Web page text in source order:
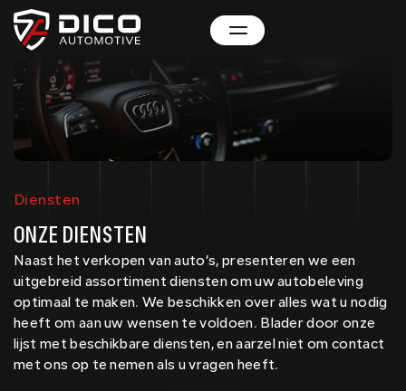
Diensten
ONZE DIENSTEN
Naast het verkopen van auto’s, presenteren we een
uitgebreid assortiment diensten om uw autobeleving
optimaal te maken. We beschikken over alles wat u nodig
heeft om aan uw wensen te voldoen. Blader door onze
lijst met beschikbare diensten, en aarzel niet om contact
met ons op te nemen als u vragen heeft.
Inkoop / Taxatie
Overweegt u om uw auto te verkopen? Mogelijk
kunnen wij u van dienst zijn. Via onze website kunt u
snel en gemakkelijk ....